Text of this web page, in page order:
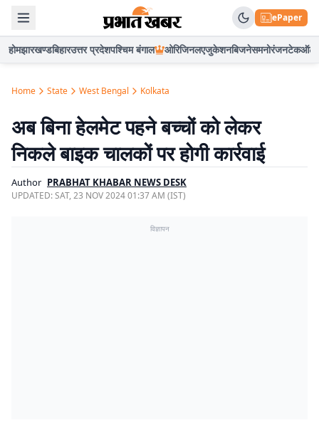
ePaper
होमझारखण्डबिहारउत्तर प्रदेशपश्चिम बंगाल ओरिजिनलएजुकेशनबिजनेसमनोरंजनटेकऑटो
Home State West Bengal Kolkata
अब बिना हेलमेट पहने बच्चों को लेकर
निकले बाइक चालकों पर होगी कार्रवाई
Author PRABHAT KHABAR NEWS DESK
UPDATED:SAT, 23 NOV 2024 01:37 AM (IST)
विज्ञापन